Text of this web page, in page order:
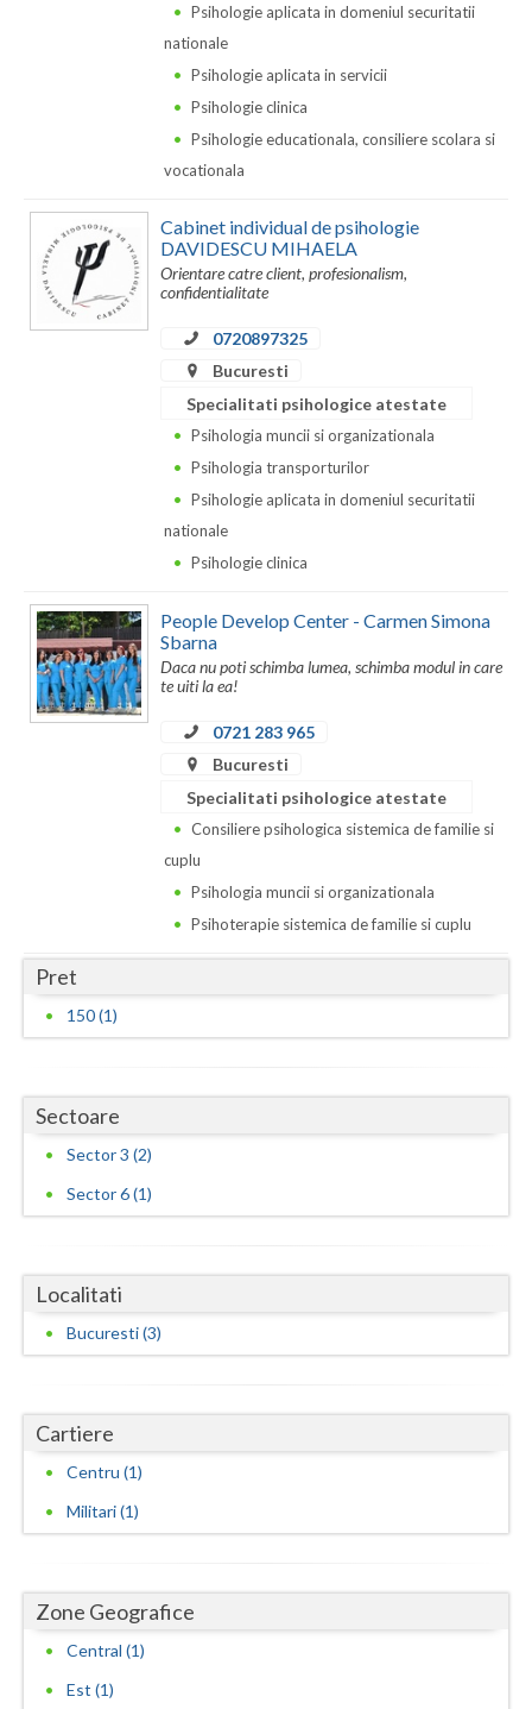
Giurgiu
Gorj
Harghita
Mures
Neamt
Suceava
Teleorman
Tulcea
Valcea
Psihologie aplicata in domeniul securitatii
nationale
Psihologie aplicata in servicii
Psihologie clinica
Psihologie educationala, consiliere scolara si
vocationala
Cabinet individual de psihologie
DAVIDESCU MIHAELA
Orientare catre client, profesionalism,
confidentialitate
0720897325
Bucuresti
Specialitati psihologice atestate
Psihologia muncii si organizationala
Psihologia transporturilor
Psihologie aplicata in domeniul securitatii
nationale
Psihologie clinica
People Develop Center - Carmen Simona
Sbarna
Daca nu poti schimba lumea, schimba modul in care
te uiti la ea!
0721 283 965
Bucuresti
Specialitati psihologice atestate
Consiliere psihologica sistemica de familie si
cuplu
Psihologia muncii si organizationala
Psihoterapie sistemica de familie si cuplu
Pret
150 (1)
Sectoare
Sector 3 (2)
Sector 6 (1)
Localitati
Bucuresti (3)
Cartiere
Centru (1)
Militari (1)
Zone Geografice
Central (1)
Est (1)